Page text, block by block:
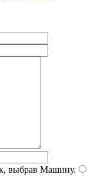
выбрав Машину.